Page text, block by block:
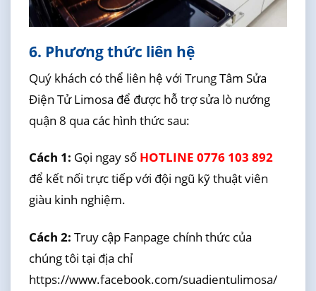
6. Phương thức liên hệ
Quý khách có thể liên hệ với Trung Tâm Sửa
Điện Tử Limosa để được hỗ trợ sửa lò nướng
quận 8 qua các hình thức sau:
Cách 1: Gọi ngay số HOTLINE 0776 103 892
để kết nối trực tiếp với đội ngũ kỹ thuật viên
giàu kinh nghiệm.
Cách 2: Truy cập Fanpage chính thức của
chúng tôi tại địa chỉ
https://www.facebook.com/suadientulimosa/